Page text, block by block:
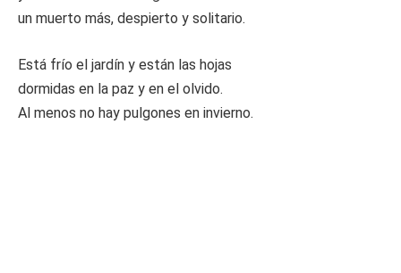
un muerto más, despierto y solitario.
Está frío el jardín y están las hojas
dormidas en la paz y en el olvido.
Al menos no hay pulgones en invierno.